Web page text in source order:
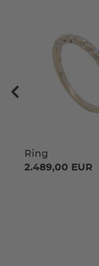
Ring
2.489,00 EUR